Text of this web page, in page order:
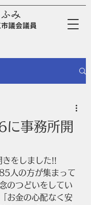
み
議会議員
事務所開
をしました!!
人の方が集まって
のつどいをしてい
お金の心配なく安